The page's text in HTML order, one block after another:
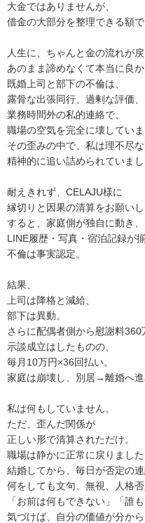
大金ではありませんが、
借金の大部分を整理できる額で
人生に、ちゃんと金の流れが
あのまま諦めなくて本当に良か
既婚上司と部下の不倫は、
露骨な出張同行、過剰な評価、
業務時間外の私的連絡で、
職場の空気を完全に壊していま
その歪みの中で、私は理不尽な
精神的に追い詰められていまし
耐えきれず、CELAJU様に
縁切りと因果の清算をお願いし
すると、家庭側が独自に動き、
LINE履歴・写真・宿泊記録が揃
不倫は事実認定。
結果、
上司は降格と減給、
部下は異動。
さらに配偶者側から慰謝料360
示談成立はしたものの、
毎月10万円×36回払い。
家庭は崩壊し、別居→離婚へ進
私は何もしていません。
ただ、歪んだ関係が
正しい形で清算されただけ。
職場は静かに正常に戻りました
結婚してから、毎日が否定の連
何をしても文句、無視、人格否
「お前は何もできない」「誰
気づけば、自分の価値が分から